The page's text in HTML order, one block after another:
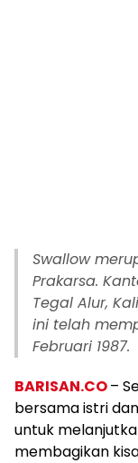
Swallow
Prakarsa.
Tegal Alur,
ini telah
Februari 1987.
BARISAN.CO–
bersama istri
untuk
membagikan